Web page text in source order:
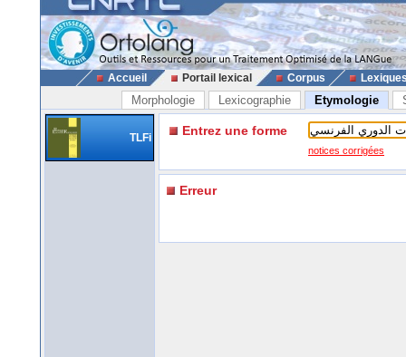
Accueil Portail lexical Corpus
Morphologie Lexicographie Etymologie
TLFi Entrez une forme
notices corrigées
Erreur